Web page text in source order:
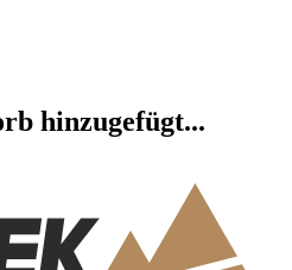
hinzugefügt...